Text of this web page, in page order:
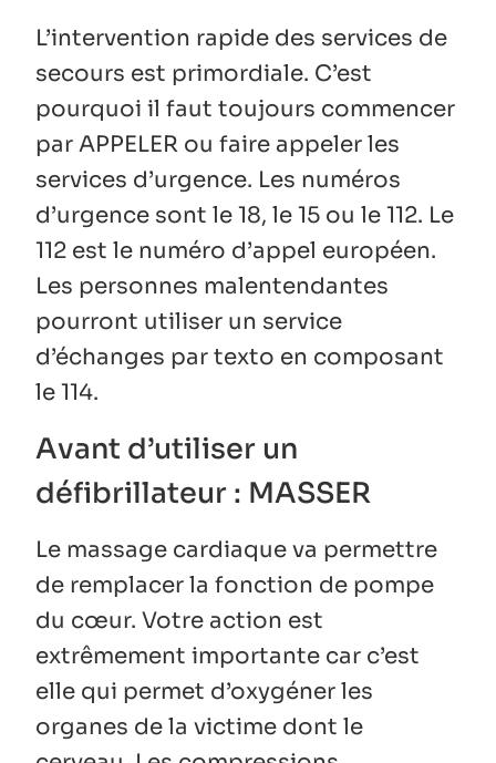
L’intervention rapide des services de
secours est primordiale. C’est
pourquoi il faut toujours commencer
par APPELER ou faire appeler les
services d’urgence. Les numéros
d’urgence sont le 18, le 15 ou le 112. Le
112 est le numéro d’appel européen.
Les personnes malentendantes
pourront utiliser un service
d’échanges par texto en composant
le 114.
Avant d’utiliser un
défibrillateur : MASSER
Le massage cardiaque va permettre
de remplacer la fonction de pompe
du cœur. Votre action est
extrêmement importante car c’est
elle qui permet d’oxygéner les
organes de la victime dont le